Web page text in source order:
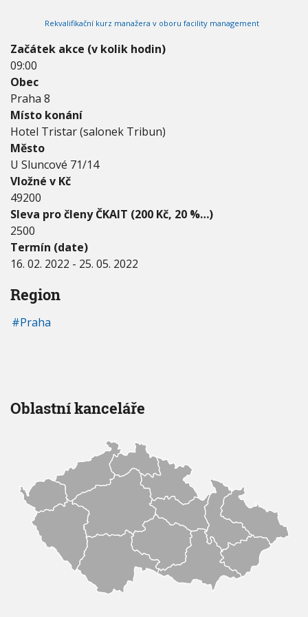
E
2
-
2
5
.
0
5
.
2
0
2
2
Rekvalifikační kurz manažera v oboru facility management
Začátek akce (v kolik hodin)
09:00
Obec
Praha 8
Místo konání
Hotel Tristar (salonek Tribun)
Město
U Sluncové 71/14
Vložné v Kč
49200
Sleva pro členy ČKAIT (200 Kč, 20 %…)
2500
Termín (date)
16. 02. 2022 - 25. 05. 2022
Region
Praha
Oblastní kanceláře